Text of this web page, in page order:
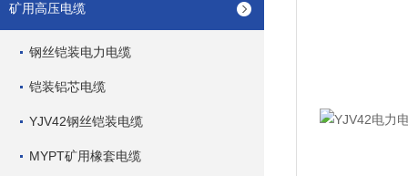
矿用高压电缆
钢丝铠装电力电缆
铠装铝芯电缆
YJV42钢丝铠装电缆
MYPT矿用橡套电缆